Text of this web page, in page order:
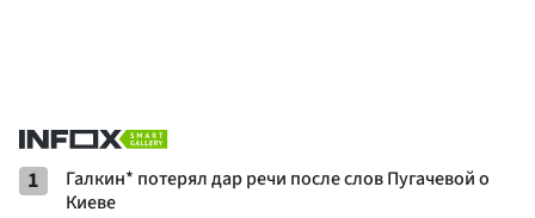
1
Галкин* потерял дар речи после слов Пугачевой о
Киеве